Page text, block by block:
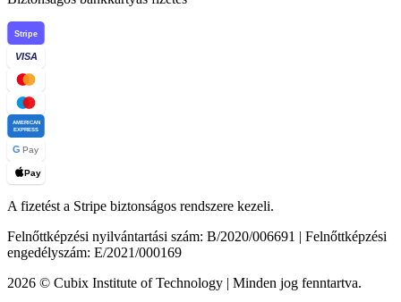
Stripe
VISA
AMERICAN
EXPRESS
G Pay
Pay
A fizetést a Stripe biztonságos rendszere kezeli.
Felnőttképzési nyilvántartási szám: B/2020/006691 | Felnőttképzési
engedélyszám: E/2021/000169
2026 © Cubix Institute of Technology | Minden jog fenntartva.